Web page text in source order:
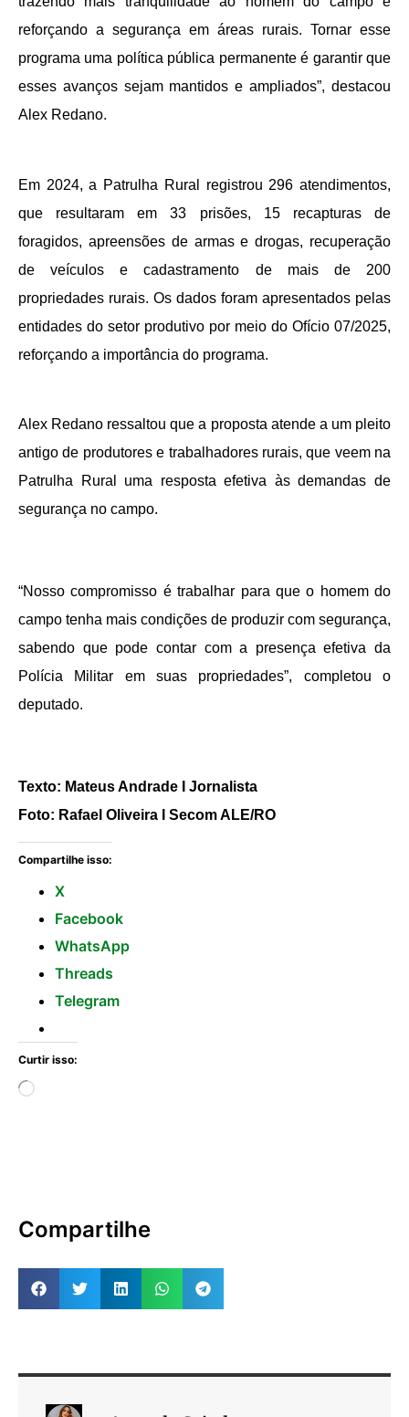
reforçando a segurança em áreas rurais. Tornar esse
programa uma política pública permanente é garantir que
esses avanços sejam mantidos e ampliados”, destacou
Alex Redano.
Em 2024, a Patrulha Rural registrou 296 atendimentos,
que resultaram em 33 prisões, 15 recapturas de
foragidos, apreensões de armas e drogas, recuperação
de veículos e cadastramento de mais de 200
propriedades rurais. Os dados foram apresentados pelas
entidades do setor produtivo por meio do Ofício 07/2025,
reforçando a importância do programa.
Alex Redano ressaltou que a proposta atende a um pleito
antigo de produtores e trabalhadores rurais, que veem na
Patrulha Rural uma resposta efetiva às demandas de
segurança no campo.
“Nosso compromisso é trabalhar para que o homem do
campo tenha mais condições de produzir com segurança,
sabendo que pode contar com a presença efetiva da
Polícia Militar em suas propriedades”, completou o
deputado.
Texto: Mateus Andrade I Jornalista
Foto: Rafael Oliveira I Secom ALE/RO
Compartilhe isso:
X
Facebook
WhatsApp
Threads
Telegram
Curtir isso:
Compartilhe